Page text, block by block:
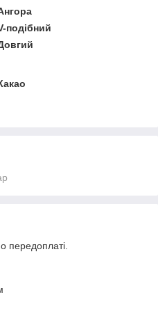
подібний
передоплаті.